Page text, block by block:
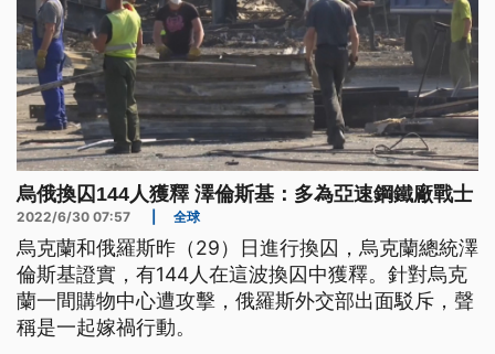
烏俄換囚144人獲釋 澤倫斯基：多為亞速鋼鐵廠戰士
2022/6/30 07:57 全球
烏克蘭和俄羅斯昨（29）日進行換囚，烏克蘭總統澤
倫斯基證實，有144人在這波換囚中獲釋。針對烏克
蘭一間購物中心遭攻擊，俄羅斯外交部出面駁斥，聲
稱是一起嫁禍行動。